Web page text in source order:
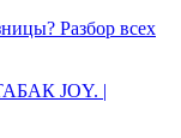
Разбор всех